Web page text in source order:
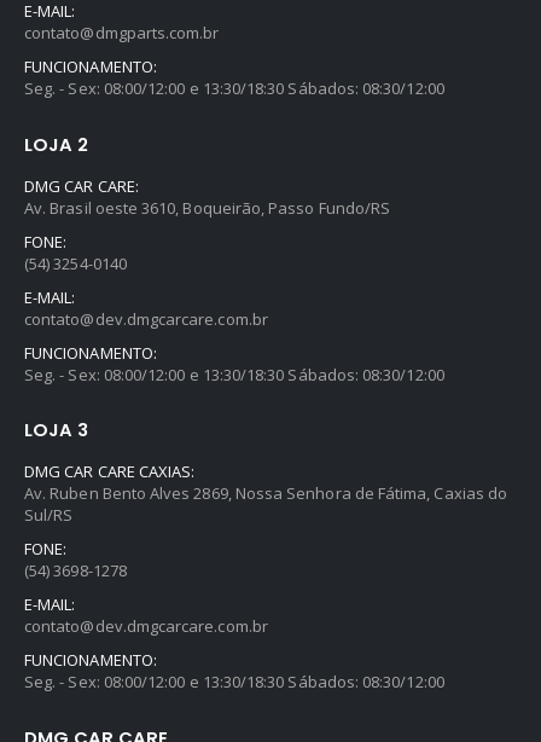
E-MAIL:
contato@dmgparts.com.br
FUNCIONAMENTO:
Seg. - Sex: 08:00/12:00 e 13:30/18:30 Sábados: 08:30/12:00
LOJA 2
DMG CAR CARE:
Av. Brasil oeste 3610, Boqueirão, Passo Fundo/RS
FONE:
(54) 3254-0140
E-MAIL:
contato@dev.dmgcarcare.com.br
FUNCIONAMENTO:
Seg. - Sex: 08:00/12:00 e 13:30/18:30 Sábados: 08:30/12:00
LOJA 3
DMG CAR CARE CAXIAS:
Av. Ruben Bento Alves 2869, Nossa Senhora de Fátima, Caxias do
Sul/RS
FONE:
(54) 3698-1278
E-MAIL:
contato@dev.dmgcarcare.com.br
FUNCIONAMENTO:
Seg. - Sex: 08:00/12:00 e 13:30/18:30 Sábados: 08:30/12:00